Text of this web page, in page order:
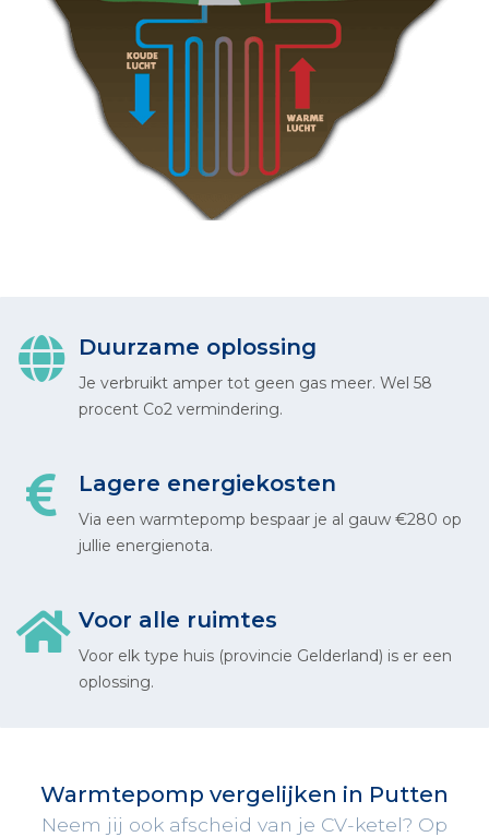
Duurzame oplossing
Je verbruikt amper tot geen gas meer. Wel 58
procent Co2 vermindering.
Lagere energiekosten
Via een warmtepomp bespaar je al gauw €280 op
jullie energienota.
Voor alle ruimtes
Voor elk type huis (provincie Gelderland) is er een
oplossing.
Warmtepomp vergelijken in Putten
Neem jij ook afscheid van je CV-ketel? Op